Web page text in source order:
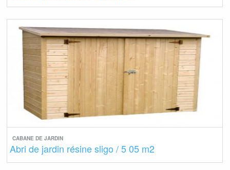
CABANE DE JARDIN
Abri de jardin résine sligo / 5 05 m2